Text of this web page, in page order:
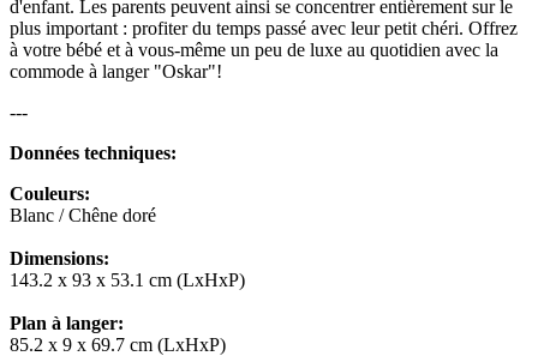
d'enfant. Les parents peuvent ainsi se concentrer entièrement sur le
plus important : profiter du temps passé avec leur petit chéri. Offrez
à votre bébé et à vous-même un peu de luxe au quotidien avec la
commode à langer "Oskar"!
---
Données techniques:
Couleurs:
Blanc / Chêne doré
Dimensions:
143.2 x 93 x 53.1 cm (LxHxP)
Plan à langer:
85.2 x 9 x 69.7 cm (LxHxP)